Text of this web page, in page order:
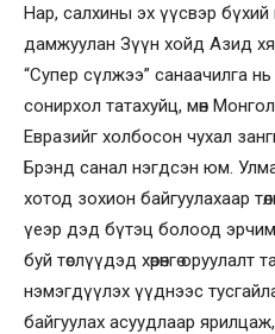
Нар, салхины эх үүсвэр
дамжуулан Зүүн хойд Азид
“Супер сүлжээ” санаачилга
сонирхол татахуйц, мөн
Евразийг холбосон чухал
Брэнд санал нэгдсэн юм.
хотод зохион байгуулахаар
үеэр дэд бүтэц болоод
буй төслүүдэд хөрөнгө
нэмэгдүүлэх үүднээс
байгуулах асуудлаар